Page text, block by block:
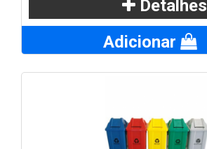
Detalhes
Adicionar